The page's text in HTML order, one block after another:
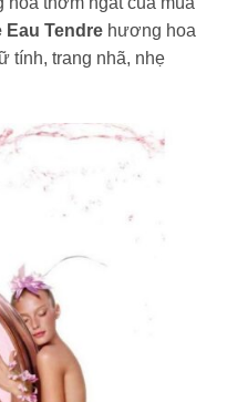
Eau Tendre hương hoa
tính, trang nhã, nhẹ